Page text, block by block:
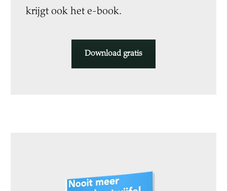
krijgt ook het e-book.
Download gratis